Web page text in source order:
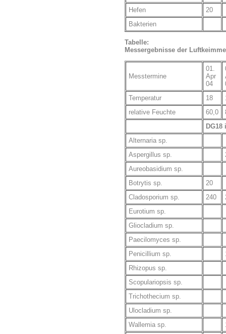
Hefen
20
Bakterien
Tabelle:
Messergebnisse der
Messtermine
01.
Apr
04
Temperatur
18
relative Feuchte
60,0
DG18
Alternaria sp.
Aspergillus sp.
Aureobasidium sp.
Botrytis sp.
20
Cladosporium sp.
240
Eurotium sp.
Gliocladium sp.
Paecilomyces sp.
Penicillium sp.
Rhizopus sp.
Scopulariopsis sp.
Trichothecium sp.
Ulocladium sp.
Wallemia sp.